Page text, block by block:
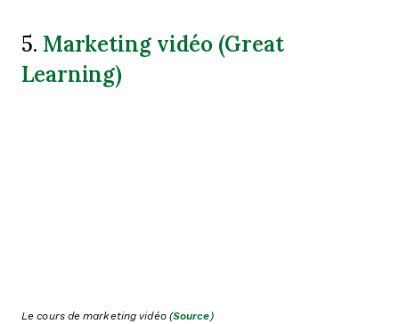
5. Marketing vidéo (Great
Learning)
Le cours de marketing vidéo (Source)